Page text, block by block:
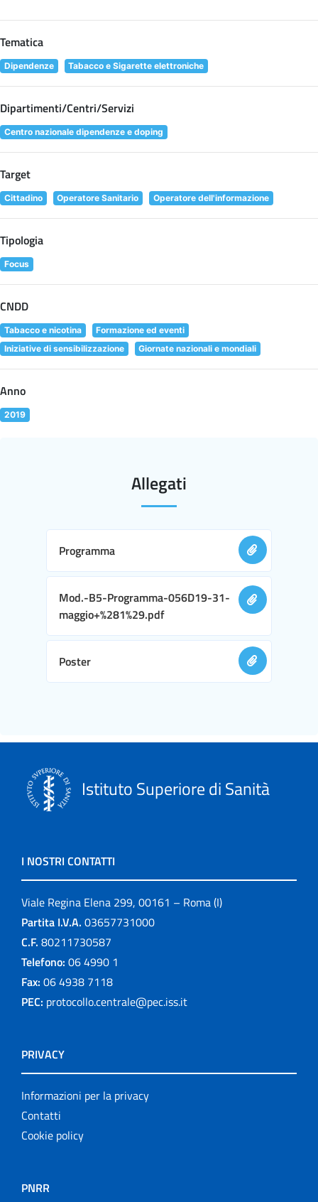
Tematica
Dipendenze Tabacco e Sigarette elettroniche
Dipartimenti/Centri/Servizi
Centro nazionale dipendenze e doping
Target
Cittadino Operatore Sanitario Operatore dell'informazione
Tipologia
Focus
CNDD
Tabacco e nicotina
Formazione ed eventi
Iniziative di sensibilizzazione
Giornate nazionali e mondiali
Anno
2019
Allegati
Programma
Mod.-B5-Programma-056D19-31-
maggio+%281%29.pdf
Poster
Istituto Superiore di Sanità
I NOSTRI CONTATTI
Viale Regina Elena 299, 00161 – Roma (I)
Partita I.V.A. 03657731000
C.F. 80211730587
Telefono: 06 4990 1
Fax: 06 4938 7118
PEC: protocollo.centrale@pec.iss.it
PRIVACY
Informazioni per la privacy
Contatti
Cookie policy
PNRR